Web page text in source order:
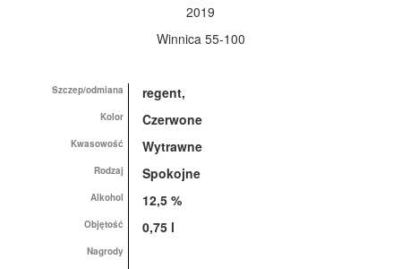
2019
Winnica 55-100
Szczep/odmiana regent,
Kolor Czerwone
Kwasowość Wytrawne
Rodzaj Spokojne
Alkohol 12,5 %
Objętość 0,75 l
Nagrody